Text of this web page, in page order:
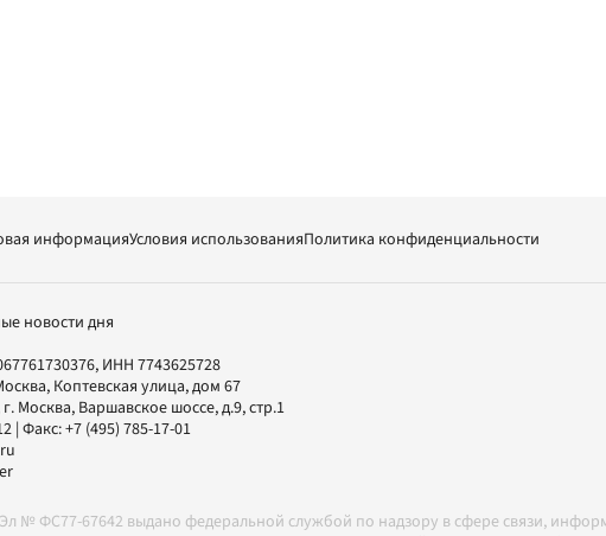
информацияУсловия использованияПолитика конфиденциальности
новости дня
ИНН 7743625728
Коптевская улица, дом 67
Москва, Варшавское шоссе, д.9, стр.1
| Факс:+7 (495) 785-17-01
№ ФС77-67642 выдано федеральной службой по надзору в сфере связи,